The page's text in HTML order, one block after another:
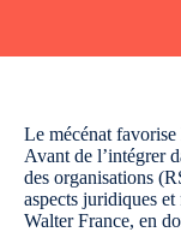
Le mécénat favorise
Avant de l’intégrer
des organisations
aspects juridiques
Walter France, en